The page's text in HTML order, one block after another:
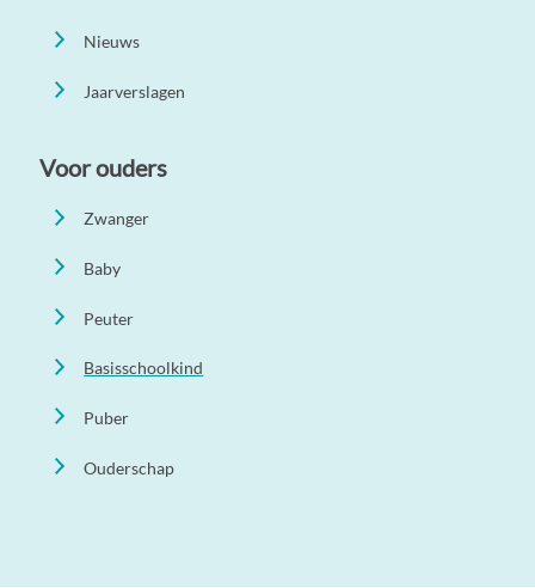
Nieuws
Jaarverslagen
Voor ouders
Zwanger
Baby
Peuter
Basisschoolkind
Puber
Ouderschap